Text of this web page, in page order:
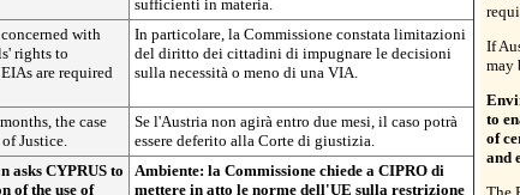
sufficienti in materia.
with
rights to
are required
In particolare, la Commissione constata limitazioni
del diritto dei cittadini di impugnare le decisioni
sulla necessità o meno di una VIA.
the case
Justice.
Se l'Austria non agirà entro due mesi, il caso potrà
essere deferito alla Corte di giustizia.
asks CYPRUS to
of the use of
Ambiente: la Commissione chiede a CIPRO di
mettere in atto le norme dell'UE sulla restrizione
If
may
to
of
and